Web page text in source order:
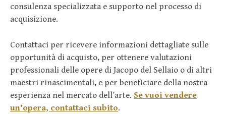
consulenza specializzata e supporto nel processo di
acquisizione.
Contattaci per ricevere informazioni dettagliate sulle
opportunità di acquisto, per ottenere valutazioni
professionali delle opere di Jacopo del Sellaio o di altri
maestri rinascimentali, e per beneficiare della nostra
esperienza nel mercato dell’arte. Se vuoi vendere
un’opera, contattaci subito.